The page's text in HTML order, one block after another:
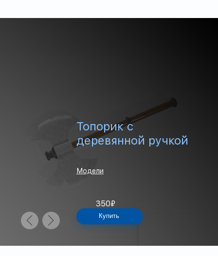
Топорик с
деревянной ручкой
Модели
350₽
Купить